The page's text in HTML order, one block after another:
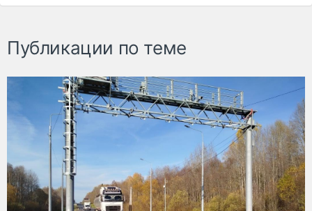
Публикации по теме